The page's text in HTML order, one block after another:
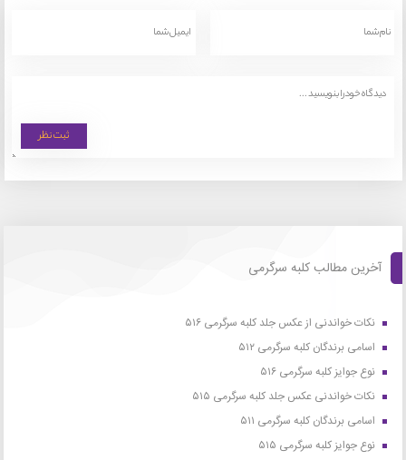
آخرین مطالب کلبه سرگرمی
نکات خواندنی از عکس جلد کلبه سرگرمی ۵۱۶
اسامی برندگان کلبه سرگرمی ۵۱۲
نوع جوایز کلبه سرگرمی ۵۱۶
نکات خواندنی عکس جلد کلبه سرگرمی ۵۱۵
اسامی برندگان کلبه سرگرمی ۵۱۱
نوع جوایز کلبه سرگرمی ۵۱۵